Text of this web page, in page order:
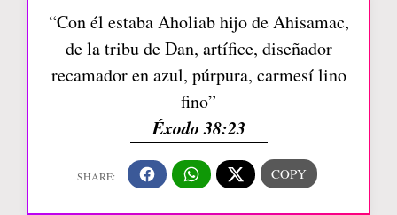
“Con él estaba Aholiab hijo de Ahisamac,
de la tribu de Dan, artífice, diseñador
recamador en azul, púrpura, carmesí lino
fino”
Éxodo 38:23